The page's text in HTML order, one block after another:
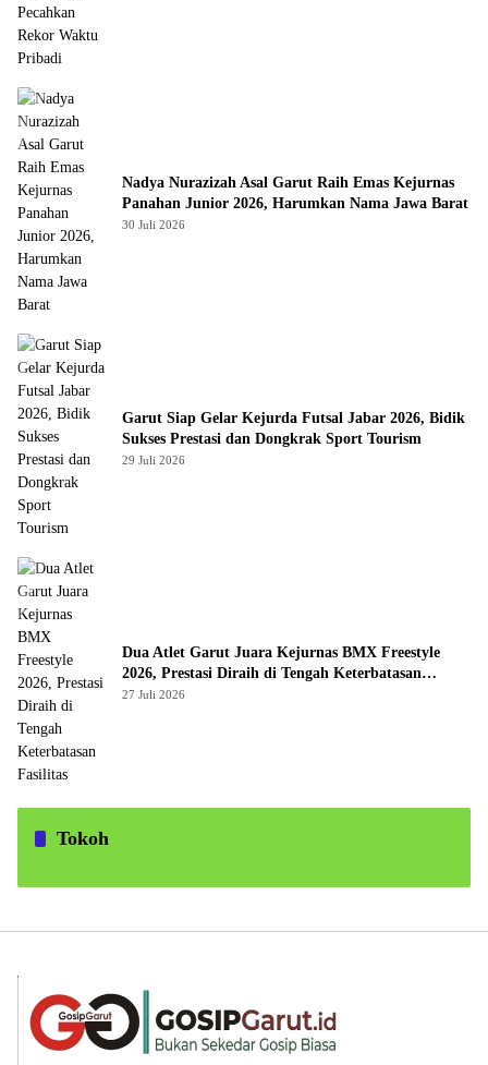
Nadya Nurazizah Asal Garut Raih Emas Kejurnas
Panahan Junior 2026, Harumkan Nama Jawa Barat
30 Juli 2026
Garut Siap Gelar Kejurda Futsal Jabar 2026, Bidik
Sukses Prestasi dan Dongkrak Sport Tourism
29 Juli 2026
Dua Atlet Garut Juara Kejurnas BMX Freestyle
2026, Prestasi Diraih di Tengah Keterbatasan
Fasilitas
27 Juli 2026
Tokoh